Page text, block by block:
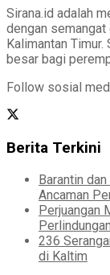
Sirana.id adalah
dengan
Kalimantan
besar bagi
Follow sosial
Berita Terkini
Barantin
Ancaman
Perjuangan
236
di Kaltim